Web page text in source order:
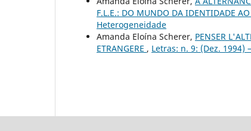
F.L.E.: DO MUNDO DA IDENTIDADE
Heterogeneidade
Amanda Eloína Scherer, PENSER
ETRANGERE , Letras: n. 9: (Dez. 1994)